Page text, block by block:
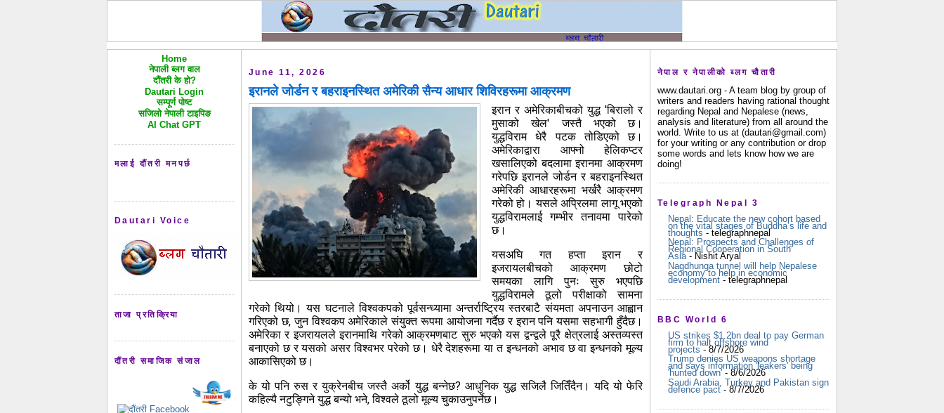
Home
नेपाली ब्लग वाल
दौंतरी के हो?
Dautari Login
सम्पूर्ण पोष्ट
सजिलो नेपाली टाइपिङ
AI Chat GPT
मलाई दौंतरी मनपर्छ
Dautari Voice
ताजा प्रतिक्रिया
दौंतरी समाजिक संजाल
June 11, 2026
इरानले जोर्डन र बहराइनस्थित अमेरिकी सैन्य आधार शिविरहरूमा आक्रमण
इरान र अमेरिकाबीचको युद्ध 'बिरालो र
मुसाको खेल' जस्तै भएको छ।
युद्धविराम धेरै पटक तोडिएको छ।
अमेरिकाद्वारा आफ्नो हेलिकप्टर
खसालिएको बदलामा इरानमा आक्रमण
गरेपछि इरानले जोर्डन र बहराइनस्थित
अमेरिकी आधारहरूमा भर्खरै आक्रमण
गरेको हो। यसले अप्रिलमा लागू भएको
युद्धविरामलाई गम्भीर तनावमा पारेको
छ।
यसअघि गत हप्ता इरान र
इजरायलबीचको आक्रमण छोटो
समयका लागि पुनः सुरु भएपछि
युद्धविरामले ठूलो परीक्षाको सामना
गरेको थियो। यस घटनाले विश्वकपको पूर्वसन्ध्यामा अन्तर्राष्ट्रिय स्तरबाटै संयमता अपनाउन आह्वान
गरिएको छ, जुन विश्वकप अमेरिकाले संयुक्त रूपमा आयोजना गर्दैछ र इरान पनि यसमा सहभागी हुँदैछ।
अमेरिका र इजरायलले इरानमाथि गरेको आक्रमणबाट सुरु भएको यस द्वन्द्वले पूरै क्षेत्रलाई अस्तव्यस्त
बनाएको छ र यसको असर विश्वभर परेको छ। धेरै देशहरूमा या त इन्धनको अभाव छ वा इन्धनको मूल्य
आकासिएको छ।
के यो पनि रुस र युक्रेनबीच जस्तै अर्को युद्ध बन्नेछ? आधुनिक युद्ध सजिलै जितिँदैन। यदि यो फेरि
कहिल्यै नटुङ्गिने युद्ध बन्यो भने, विश्वले ठूलो मूल्य चुकाउनुपर्नेछ।
नेपाल र नेपालीको ब्लग चौतारी
www.dautari.org - A team blog by group of
writers and readers having rational thought
regarding Nepal and Nepalese (news,
analysis and literature) from all around the
world. Write to us at (dautari@gmail.com)
for your writing or any contribution or drop
some words and lets know how we are
doing!
Telegraph Nepal 3
Nepal: Educate the new cohort based
on the vital stages of Buddha’s life and
thoughts - telegraphnepal
Nepal: Prospects and Challenges of
Regional Cooperation in South
Asia- Nishit Aryal
Nagdhunga tunnel will help Nepalese
economy to help in economic
development - telegraphnepal
BBC World 6
US strikes $1.2bn deal to pay German
firm to halt offshore wind
projects - 8/7/2026
Trump denies US weapons shortage
and says information 'leakers' being
'hunted down' - 8/6/2026
Saudi Arabia, Turkey and Pakistan sign
defence pact- 8/7/2026